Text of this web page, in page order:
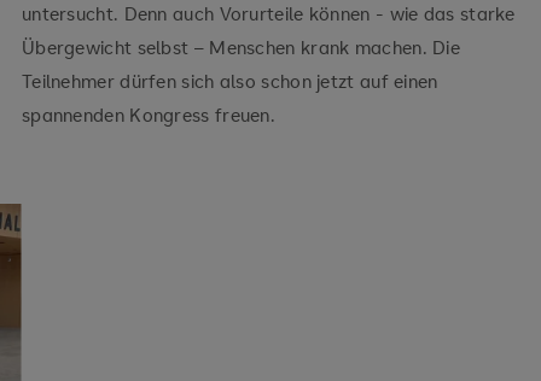
untersucht. Denn auch Vorurteile können - wie das starke
Übergewicht selbst – Menschen krank machen. Die
Teilnehmer dürfen sich also schon jetzt auf einen
spannenden Kongress freuen.